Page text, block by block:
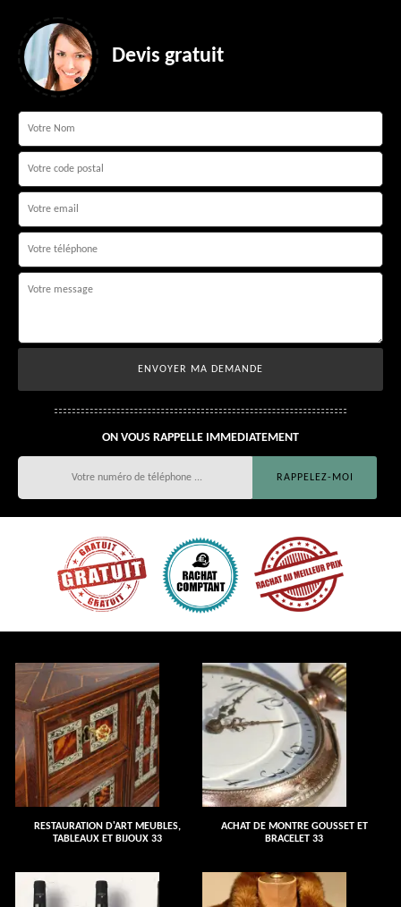
Devis gratuit
ON VOUS RAPPELLE IMMEDIATEMENT
RESTAURATION D'ART MEUBLES,
TABLEAUX ET BIJOUX 33
ACHAT DE MONTRE GOUSSET ET
BRACELET 33